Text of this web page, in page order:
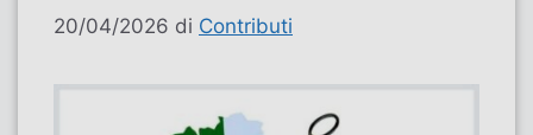
20/04/2026 di Contributi